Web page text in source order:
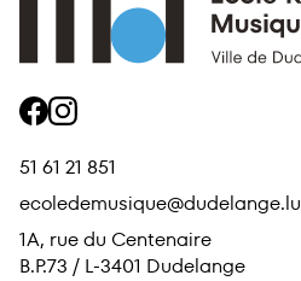
facebook
instagram
51 61 21 851
ecoledemusique@dudelange.lu
1A, rue du Centenaire
B.P.73 / L-3401 Dudelange